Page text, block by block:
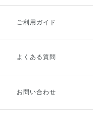
ご利用ガイド
ご利用ガイドトップ
お支払方法
よくある質問
お問い合わせ